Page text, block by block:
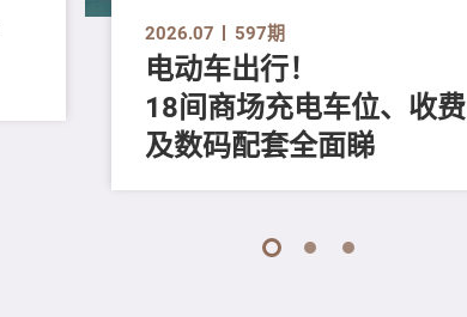
2026.07 597期
电动车出行！
18间商场充电车位、收费
及数码配套全面睇
1 2 3